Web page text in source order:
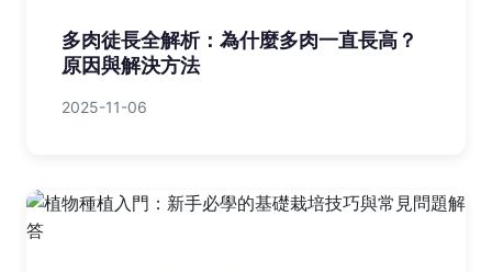
多肉徒長全解析：為什麼多肉一直長高？
原因與解決方法
2025-11-06